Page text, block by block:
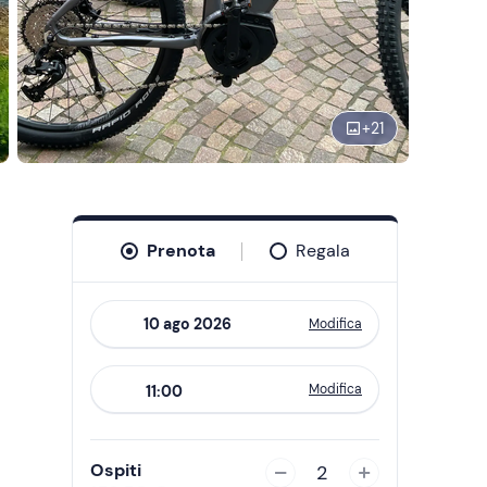
+21
Prenota Regala
forward
to
interact
with
Modifica
11:00 Modifica
Ospiti 2